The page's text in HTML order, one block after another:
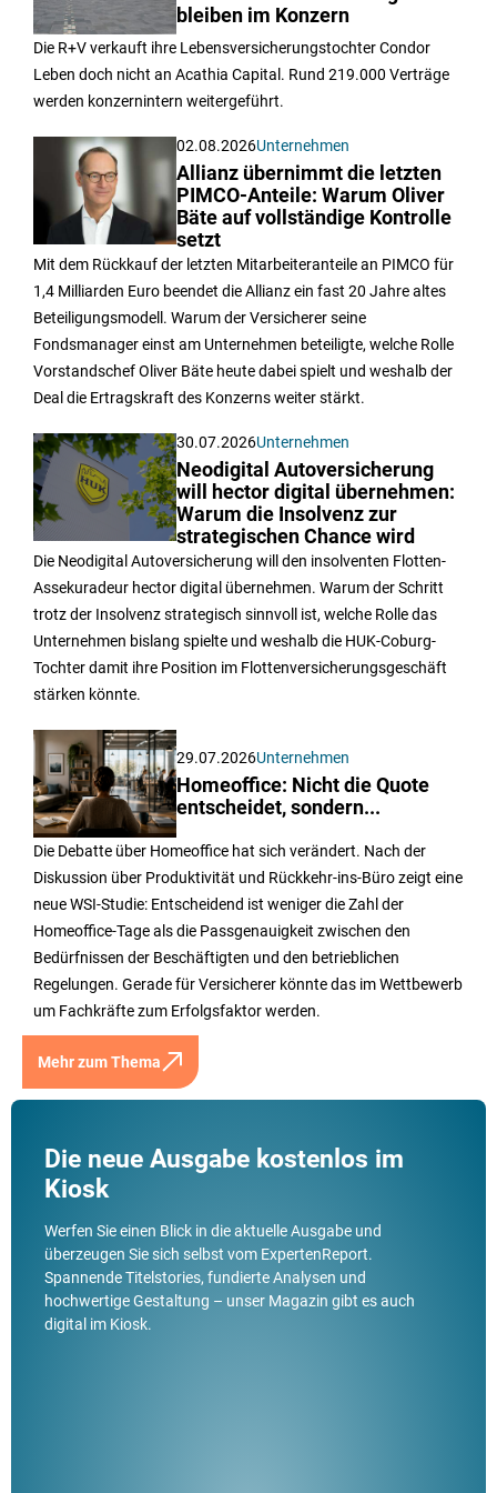
bleiben im Konzern
Die R+V verkauft ihre Lebensversicherungstochter Condor
Leben doch nicht an Acathia Capital. Rund 219.000 Verträge
werden konzernintern weitergeführt.
02.08.2026Unternehmen
Allianz übernimmt die letzten
PIMCO-Anteile: Warum Oliver
Bäte auf vollständige Kontrolle
setzt
Mit dem Rückkauf der letzten Mitarbeiteranteile an PIMCO für
1,4 Milliarden Euro beendet die Allianz ein fast 20 Jahre altes
Beteiligungsmodell. Warum der Versicherer seine
Fondsmanager einst am Unternehmen beteiligte, welche Rolle
Vorstandschef Oliver Bäte heute dabei spielt und weshalb der
Deal die Ertragskraft des Konzerns weiter stärkt.
30.07.2026Unternehmen
Neodigital Autoversicherung
will hector digital übernehmen:
Warum die Insolvenz zur
strategischen Chance wird
Die Neodigital Autoversicherung will den insolventen Flotten-
Assekuradeur hector digital übernehmen. Warum der Schritt
trotz der Insolvenz strategisch sinnvoll ist, welche Rolle das
Unternehmen bislang spielte und weshalb die HUK-Coburg-
Tochter damit ihre Position im Flottenversicherungsgeschäft
stärken könnte.
29.07.2026Unternehmen
Homeoffice: Nicht die Quote
entscheidet, sondern...
Die Debatte über Homeoffice hat sich verändert. Nach der
Diskussion über Produktivität und Rückkehr-ins-Büro zeigt eine
neue WSI-Studie: Entscheidend ist weniger die Zahl der
Homeoffice-Tage als die Passgenauigkeit zwischen den
Bedürfnissen der Beschäftigten und den betrieblichen
Regelungen. Gerade für Versicherer könnte das im Wettbewerb
um Fachkräfte zum Erfolgsfaktor werden.
Mehr zum Thema
Die neue Ausgabe kostenlos im
Kiosk
Werfen Sie einen Blick in die aktuelle Ausgabe und
überzeugen Sie sich selbst vom ExpertenReport.
Spannende Titelstories, fundierte Analysen und
hochwertige Gestaltung – unser Magazin gibt es auch
digital im Kiosk.